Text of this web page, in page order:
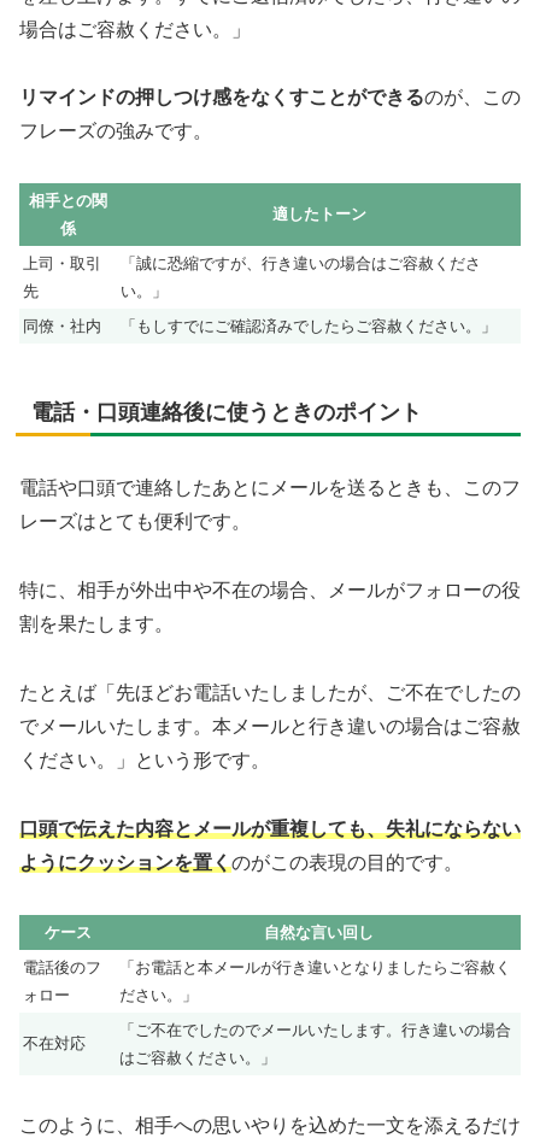
場合はご容赦ください。」
リマインドの押しつけ感をなくすことができるのが、この
フレーズの強みです。
相手との関
係
適したトーン
上司・取引
先
「誠に恐縮ですが、行き違いの場合はご容赦くださ
い。」
同僚・社内
「もしすでにご確認済みでしたらご容赦ください。」
電話・口頭連絡後に使うときのポイント
電話や口頭で連絡したあとにメールを送るときも、このフ
レーズはとても便利です。
特に、相手が外出中や不在の場合、メールがフォローの役
割を果たします。
たとえば「先ほどお電話いたしましたが、ご不在でしたの
でメールいたします。本メールと行き違いの場合はご容赦
ください。」という形です。
口頭で伝えた内容とメールが重複しても、失礼にならない
ようにクッションを置くのがこの表現の目的です。
ケース
自然な言い回し
電話後のフ
ォロー
「お電話と本メールが行き違いとなりましたらご容赦く
ださい。」
不在対応
「ご不在でしたのでメールいたします。行き違いの場合
はご容赦ください。」
このように、相手への思いやりを込めた一文を添えるだけ